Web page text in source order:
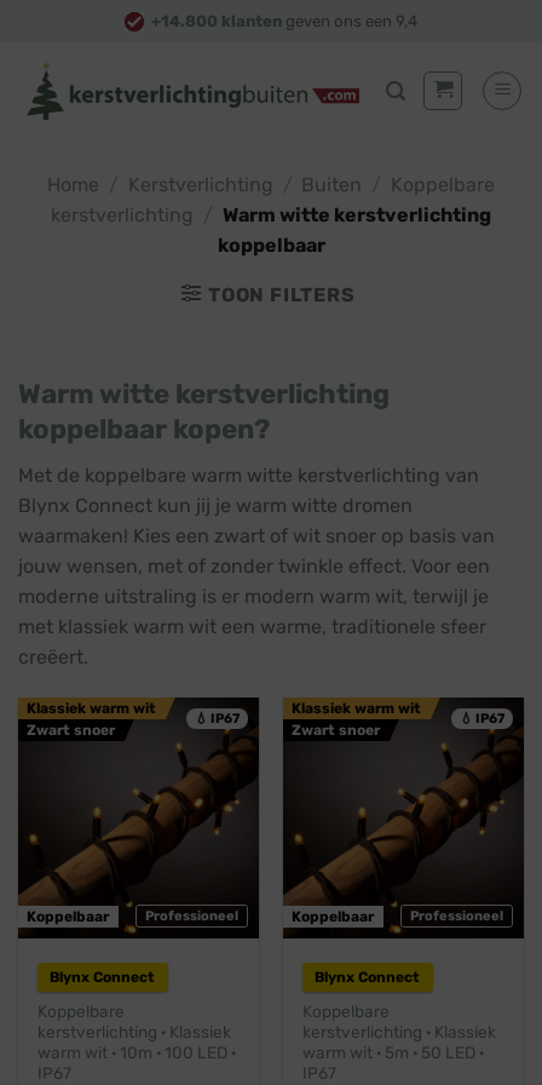
content
+14.800 klanten geven ons een 9,4
Home Kerstverlichting Buiten
Koppelbare
kerstverlichting
Warm witte kerstverlichting
koppelbaar
TOON FILTERS
Warm witte kerstverlichting
koppelbaar kopen?
Met de koppelbare warm witte kerstverlichting van
Blynx Connect kun jij je warm witte dromen
waarmaken! Kies een zwart of wit snoer op basis van
jouw wensen, met of zonder twinkle effect. Voor een
moderne uitstraling is er modern warm wit, terwijl je
met klassiek warm wit een warme, traditionele sfeer
creëert.
💧 IP67
Professioneel
Klassiek warm wit
Zwart snoer
Koppelbaar
Blynx Connect
Koppelbare
kerstverlichting · Klassiek
warm wit · 10m · 100 LED ·
IP67
💧 IP67
Professioneel
Klassiek warm wit
Zwart snoer
Koppelbaar
Blynx Connect
Koppelbare
kerstverlichting · Klassiek
warm wit · 5m · 50 LED ·
IP67